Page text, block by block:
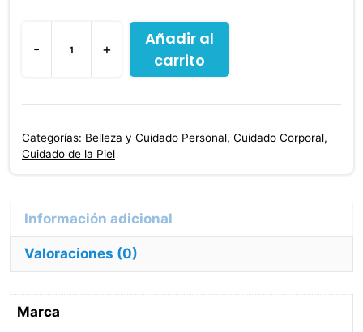
-
Aceite
Mineral
500
Drogam
+
Añadir al
carrito
Categorías: Belleza y Cuidado Personal, Cuidado Corporal,
Cuidado de la Piel
Valoraciones (0)
Marca